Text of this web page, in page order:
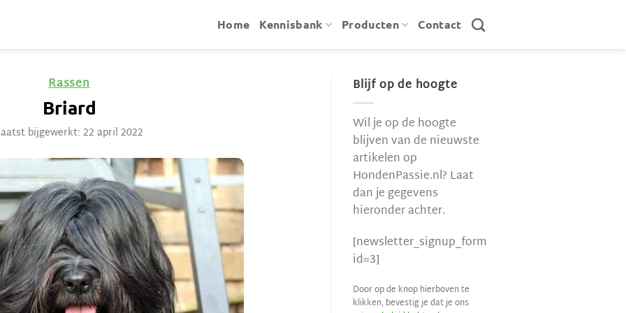
Home Kennisbank Producten Contact
Rassen
Briard
bijgewerkt: 22 april 2022
Blijf op de hoogte
Wil je op de hoogte
blijven van de nieuwste
artikelen op
HondenPassie.nl? Laat
dan je gegevens
hieronder achter.
[newsletter_signup_form
id=3]
Door op de knop hierboven te
klikken, bevestig je dat je ons